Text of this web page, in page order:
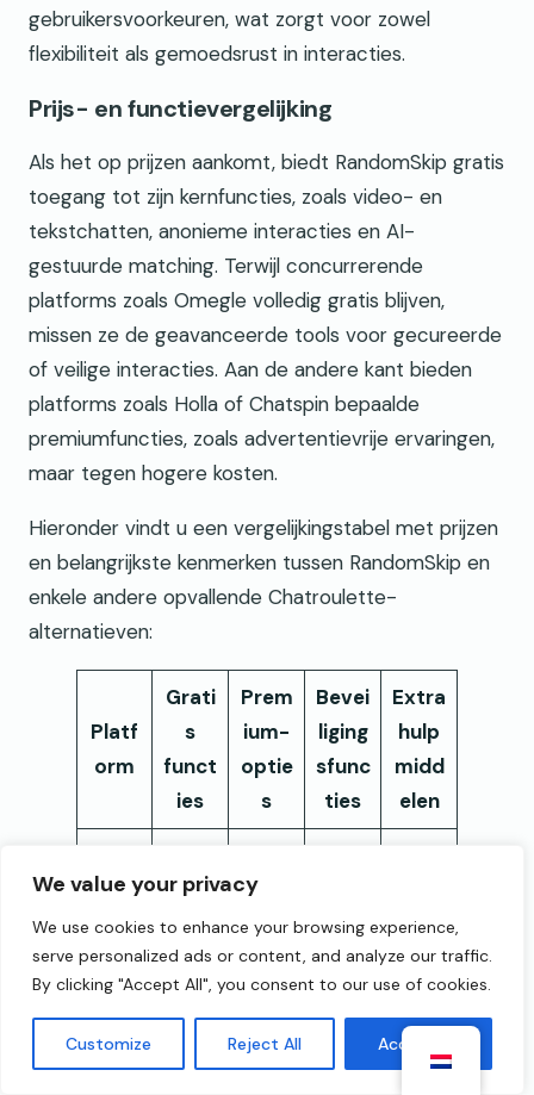
We value your privacy
We use cookies to enhance your browsing experience,
serve personalized ads or content, and analyze our traffic.
By clicking "Accept All", you consent to our use of cookies.
Customize Reject All Accept All
gebruikersvoorkeuren, wat zorgt voor zowel
flexibiliteit als gemoedsrust in interacties.
Prijs- en functievergelijking
Als het op prijzen aankomt, biedt RandomSkip gratis
toegang tot zijn kernfuncties, zoals video- en
tekstchatten, anonieme interacties en AI-
gestuurde matching. Terwijl concurrerende
platforms zoals Omegle volledig gratis blijven,
missen ze de geavanceerde tools voor gecureerde
of veilige interacties. Aan de andere kant bieden
platforms zoals Holla of Chatspin bepaalde
premiumfuncties, zoals advertentievrije ervaringen,
maar tegen hogere kosten.
Hieronder vindt u een vergelijkingstabel met prijzen
en belangrijkste kenmerken tussen RandomSkip en
enkele andere opvallende Chatroulette-
alternatieven:
Platf
orm
Grati
s
funct
ies
Prem
ium-
optie
s
Bevei
liging
sfunc
ties
Extra
hulp
midd
elen
Willek
eurig
Over
slaan
-/tek
stcha
t, AI-
matc
hing,
mode
tentie
vrije
ng
elijke
mode
ratie,
priva
cytoo
bladw
ijzers,
getim
ede
sessi